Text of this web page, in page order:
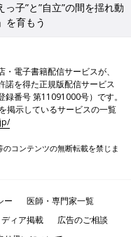
っ子”と”自立”の間を揺れ動
を育もう
電子書籍配信サービスが、
諾を得た正規版配信サービス
番号 第11091000号）です。
掲示しているサービスの一覧
コンテンツの無断転載を禁じま
ー
医師・専門家一覧
ィア掲載
広告のご相談